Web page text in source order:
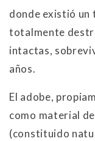
donde existió un
totalmente
intactas,
años.
El adobe,
como material
(constituido